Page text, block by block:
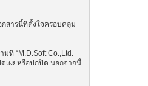
กสารนี้ที่ตั้งใจครอบคลุม
ที่ “M.D.Soft Co.,Ltd.
ดเผยหรือปกปิด นอกจากนี้